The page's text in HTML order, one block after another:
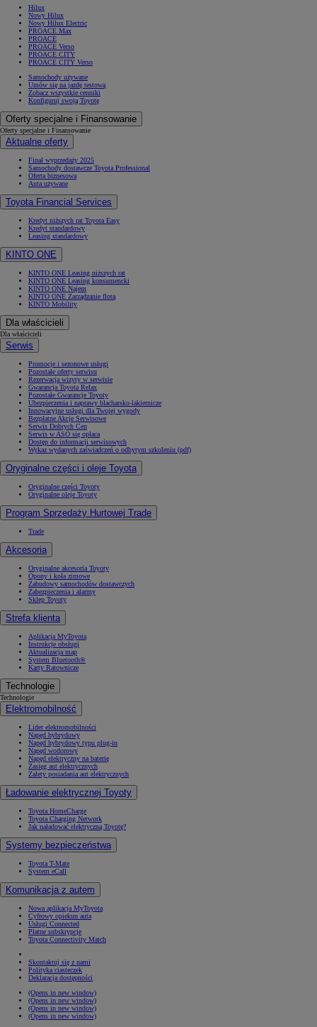
Hilux
Nowy Hilux
Nowy Hilux Electric
PROACE Max
PROACE
PROACE Verso
PROACE CITY
PROACE CITY Verso
Samochody używane
Umów się na jazdę testową
Zobacz wszystkie cenniki
Konfiguruj swoją Toyotę
Oferty specjalne i Finansowanie
Oferty specjalne i Finansowanie
Aktualne oferty
Finał wyprzedaży 2025
Samochody dostawcze Toyota Professional
Oferta biznesowa
Auta używane
Toyota Financial Services
Kredyt niższych rat Toyota Easy
Kredyt standardowy
Leasing standardowy
KINTO ONE
KINTO ONE Leasing niższych rat
KINTO ONE Leasing konsumencki
KINTO ONE Najem
KINTO ONE Zarządzanie flotą
KINTO Mobility
Dla właścicieli
Dla właścicieli
Serwis
Promocje i sezonowe usługi
Pozostałe oferty serwisu
Rezerwacja wizyty w serwisie
Gwarancja Toyota Relax
Pozostałe Gwarancje Toyoty
Ubezpieczenia i naprawy blacharsko-lakiernicze
Innowacyjne usługi dla Twojej wygody
Bezpłatne Akcje Serwisowe
Serwis Dobrych Cen
Serwis w ASO się opłaca
Dostęp do informacji serwisowych
Wykaz wydanych zaświadczeń o odbytym szkoleniu (pdf)
Oryginalne części i oleje Toyota
Oryginalne części Toyoty
Oryginalne oleje Toyoty
Program Sprzedaży Hurtowej Trade
Trade
Akcesoria
Oryginalne akcesoria Toyoty
Opony i koła zimowe
Zabudowy samochodów dostawczych
Zabezpieczenia i alarmy
Sklep Toyoty
Strefa klienta
Aplikacja MyToyota
Instrukcje obsługi
Aktualizacja map
System Bluetooth®
Karty Ratownicze
Technologie
Technologie
Elektromobilność
Lider elektromobilności
Napęd hybrydowy
Napęd hybrydowy typu plug-in
Napęd wodorowy
Napęd elektryczny na baterię
Zasięg aut elektrycznych
Zalety posiadania aut elektrycznych
Ładowanie elektrycznej Toyoty
Toyota HomeCharge
Toyota Charging Network
Jak naładować elektryczną Toyotę?
Systemy bezpieczeństwa
Toyota T-Mate
System eCall
Komunikacja z autem
Nowa aplikacja MyToyota
Cyfrowy opiekun auta
Usługi Connected
Płatne subskrypcje
Toyota Connectivity Match
Skontaktuj się z nami
Polityka ciasteczek
Deklaracja dostępności
(Opens in new window)
(Opens in new window)
(Opens in new window)
(Opens in new window)